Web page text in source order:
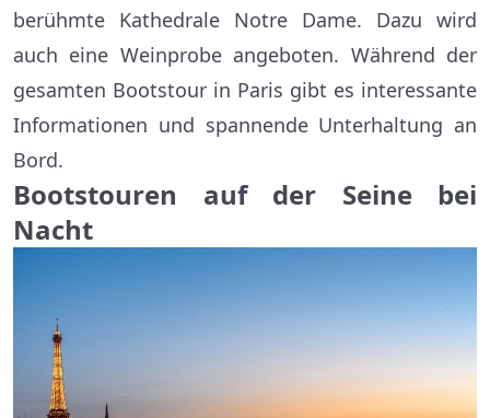
berühmte Kathedrale Notre Dame. Dazu wird
auch eine Weinprobe angeboten. Während der
gesamten Bootstour in Paris gibt es interessante
Informationen und spannende Unterhaltung an
Bord.
Bootstouren auf der Seine bei
Nacht